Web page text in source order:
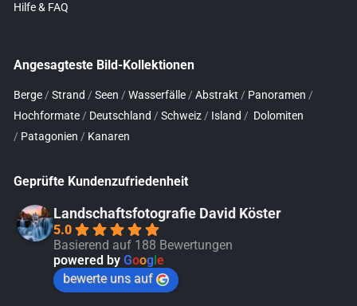
Hilfe & FAQ
Angesagteste Bild-Kollektionen
Berge / Strand / Seen / Wasserfälle / Abstrakt / Panoramen /
Hochformate / Deutschland / Schweiz / Island / Dolomiten
/ Patagonien / Kanaren
Geprüfte Kundenzufriedenheit
Landschaftsfotografie David Köster
5.0
Basierend auf 188 Bewertungen
powered by Goog e
bewerte uns auf